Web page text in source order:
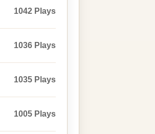
1042 Plays
1036 Plays
1035 Plays
1005 Plays